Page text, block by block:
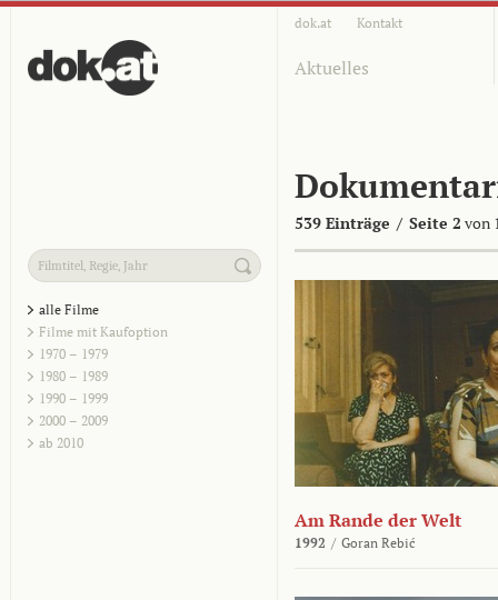
dok.at Kontakt
Aktuelles
539 Einträge / Seite 2 von
alle Filme
Filme mit Kaufoption
1970 – 1979
1980 – 1989
1990 – 1999
2000 – 2009
ab 2010
Am Rande der Welt
1992 / Goran Rebić